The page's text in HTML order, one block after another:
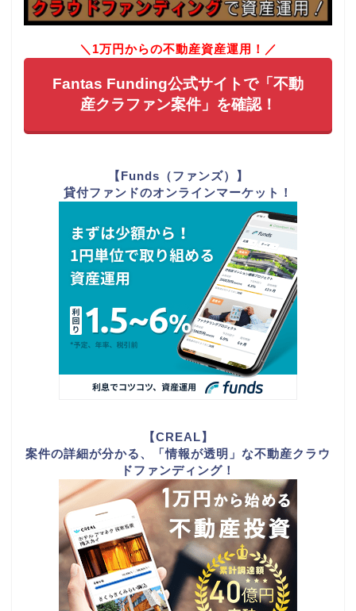
＼1万円からの不動産資産運用！／
Fantas Funding公式サイトで「不動
産クラファン案件」を確認！
【Funds（ファンズ）】
貸付ファンドのオンラインマーケット！
【CREAL】
案件の詳細が分かる、「情報が透明」な不動産クラウ
ドファンディング！